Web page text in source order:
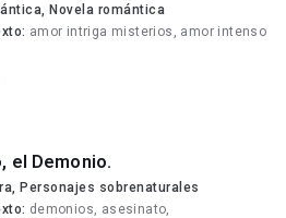
Novela romántica
amor intriga misterios, amor intenso
el Demonio.
Personajes sobrenaturales
demonios, asesinato,